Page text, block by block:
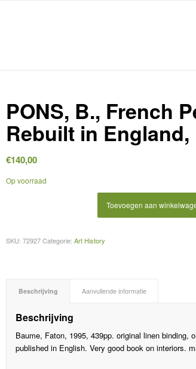
PONS, B., French
Rebuilt in
€140,00
Op voorraad
Toevoegen aan
SKU:72927 Categorie:Art History
Beschrijving Aanvullende informatie
Beschrijving
Baume, Faton, 1995, 439pp. original linen binding,
published in English. Very good book on interiors.